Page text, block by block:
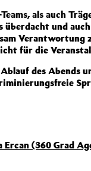
als auch
überdacht und
Verantwortung
für die
des Abends
(360 Grad